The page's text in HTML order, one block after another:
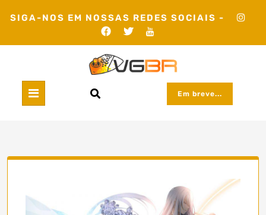
SIGA-NOS EM NOSSAS REDES SOCIAIS -
Em breve...